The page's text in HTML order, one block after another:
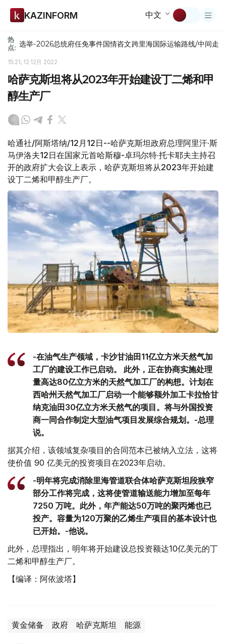
KAZINFORM 中文
热
点: 选举-2026总统府任免事件国情咨文跨里海国际运输路线/中间走廊
15:21, 12 12月 2022
哈萨克斯坦将从2023年开始建设丁二烯和甲
醇生产厂
哈通社/阿斯塔纳/12月12日--哈萨克斯坦政府总理阿里汗·斯
马伊洛夫12日在国家元首哈斯穆-卓玛尔特·托卡耶夫主持召
开的政府扩大会议上表示，哈萨克斯坦将从2023年开始建
设丁二烯和甲醇生产厂。
-在油气生产领域，卡沙甘油田11亿立方米天然气加
工厂的建设工作已启动。 此外，正在协商实施处理
量高达80亿立方米的天然气加工厂的构想。计划在
西哈州天然气加工厂启动一个能够额外加工卡拉恰甘
纳克油田30亿立方米天然气的项目。将与外国投资
商一同合作制定大型油气项目发展综合规划。-总理
说。
据其介绍，该领域复杂项目的合同范本已被纳入立法，这将
使价值 90 亿美元的投资项目在2023年启动。
-明年将完成消除里海管道联合体哈萨克斯坦段狭窄
部分工作将完成，这将使管道输送能力增加至每年
7250 万吨。此外，年产能达50万吨的聚丙烯也已
投产。容量为120万聚的乙烯生产项目的基本设计也
已开始。-他说。
此外，总理指出，明年将开始建设总投资额达10亿美元的丁
二烯和甲醇生产厂。
【编译：阿依波塔】
黄金储备 政府 哈萨克斯坦 能源